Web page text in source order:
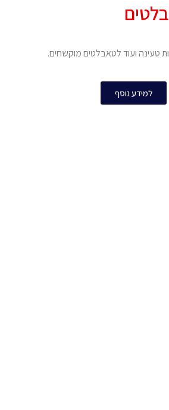
טעינה ועוד לטאבלטים מוקשחים.
למידע נוסף